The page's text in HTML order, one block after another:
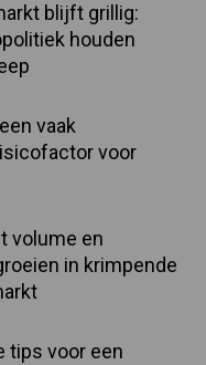
blijft grillig:
houden
vaak
voor
volume en
in krimpende
tips voor een